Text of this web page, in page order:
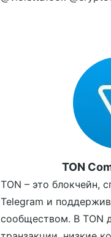
TON
TON – это блокчейн,
Telegram и
сообществом. В TON